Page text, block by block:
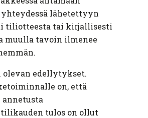
lähetettyyn
tiliotteesta tai kirjallisesti
muulla tavoin ilmenee
edellytykset.
on, että
annetusta
tulos on ollut